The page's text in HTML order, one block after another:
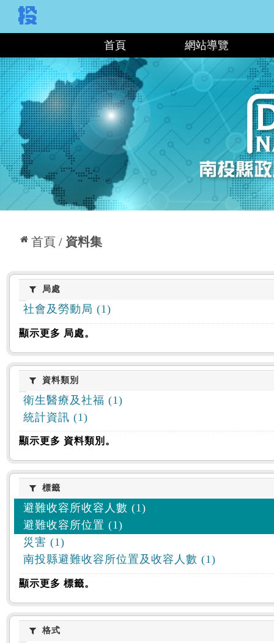
首頁 網站導覽
首頁 資料集
:::
局處局處
社會及勞動局 (1)
顯示更多 局處。
資料類別
資料類別
衛生醫療及社福 (1)
統計資訊 (1)
顯示更多 資料類別。
標籤標籤
避難收容所收容人數 (1)
避難收容所位置 (1)
災害 (1)
南投縣避難收容所位置及收容人數 (1)
顯示更多 標籤。
格式格式